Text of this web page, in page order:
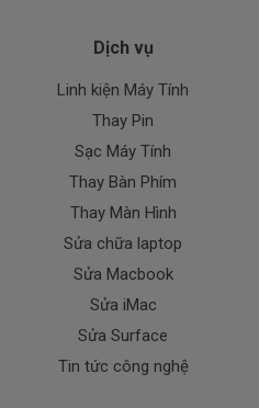
+ Tên ngân hàng : Ngân
Chủ tài khoản : Trần Thiện
+ Tên ngân hàng : Ngân
Chủ tài khoản : Trần Thiện
Số Tài Khoản :
Khách vui lòng liên hệ trực
khi chuyển tiền. CTY chúng
Liên hệ đặt mua
hành sản phẩm
Dịch vụ
Linh kiện Máy Tính
Thay Pin
Sạc Máy Tính
Thay Bàn Phím
Thay Màn Hình
Sửa chữa laptop
Sửa Macbook
Sửa iMac
Sửa Surface
Tin tức công nghệ